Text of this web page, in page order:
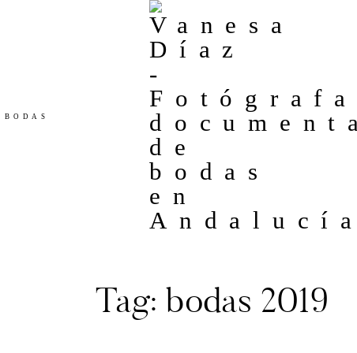
BODAS
Tag: bodas 2019